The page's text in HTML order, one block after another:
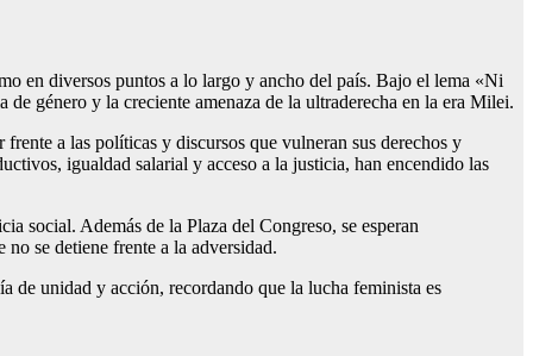
en diversos puntos a lo largo y ancho del país. Bajo el lema «Ni
género y la creciente amenaza de la ultraderecha en la era Milei.
a las políticas y discursos que vulneran sus derechos y
igualdad salarial y acceso a la justicia, han encendido las
social. Además de la Plaza del Congreso, se esperan
se detiene frente a la adversidad.
de unidad y acción, recordando que la lucha feminista es